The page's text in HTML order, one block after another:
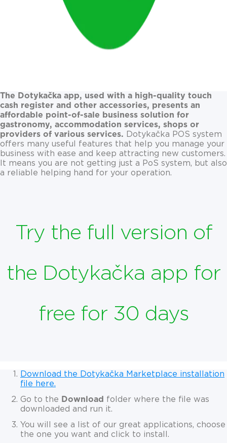
The Dotykačka app, used with a high-quality touch
cash register and other accessories, presents an
affordable point-of-sale business solution for
gastronomy, accommodation services, shops or
providers of various services. Dotykačka POS system
offers many useful features that help you manage your
business with ease and keep attracting new customers.
It means you are not getting just a PoS system, but also
a reliable helping hand for your operation.
Try the full version of
the Dotykačka app for
free for 30 days
Download the Dotykačka Marketplace installation
file here.
Go to the Download folder where the file was
downloaded and run it.
You will see a list of our great applications, choose
the one you want and click to install.